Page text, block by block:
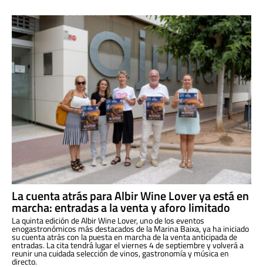
La cuenta atrás para Albir Wine Lover ya está en
marcha: entradas a la venta y aforo limitado
La quinta edición de Albir Wine Lover, uno de los eventos
enogastronómicos más destacados de la Marina Baixa, ya ha iniciado
su cuenta atrás con la puesta en marcha de la venta anticipada de
entradas. La cita tendrá lugar el viernes 4 de septiembre y volverá a
reunir una cuidada selección de vinos, gastronomía y música en
directo.